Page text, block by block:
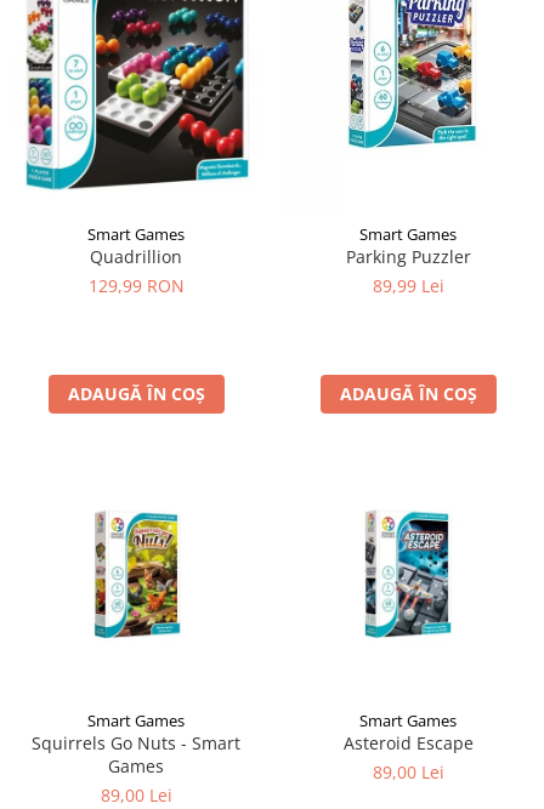
Smart Games
Quadrillion
129,99 RON
ADAUGĂ ÎN COȘ
Smart Games
Parking Puzzler
89,99 Lei
ADAUGĂ ÎN COȘ
Smart Games
Squirrels Go Nuts - Smart
Games
89,00 Lei
Smart Games
Asteroid Escape
89,00 Lei